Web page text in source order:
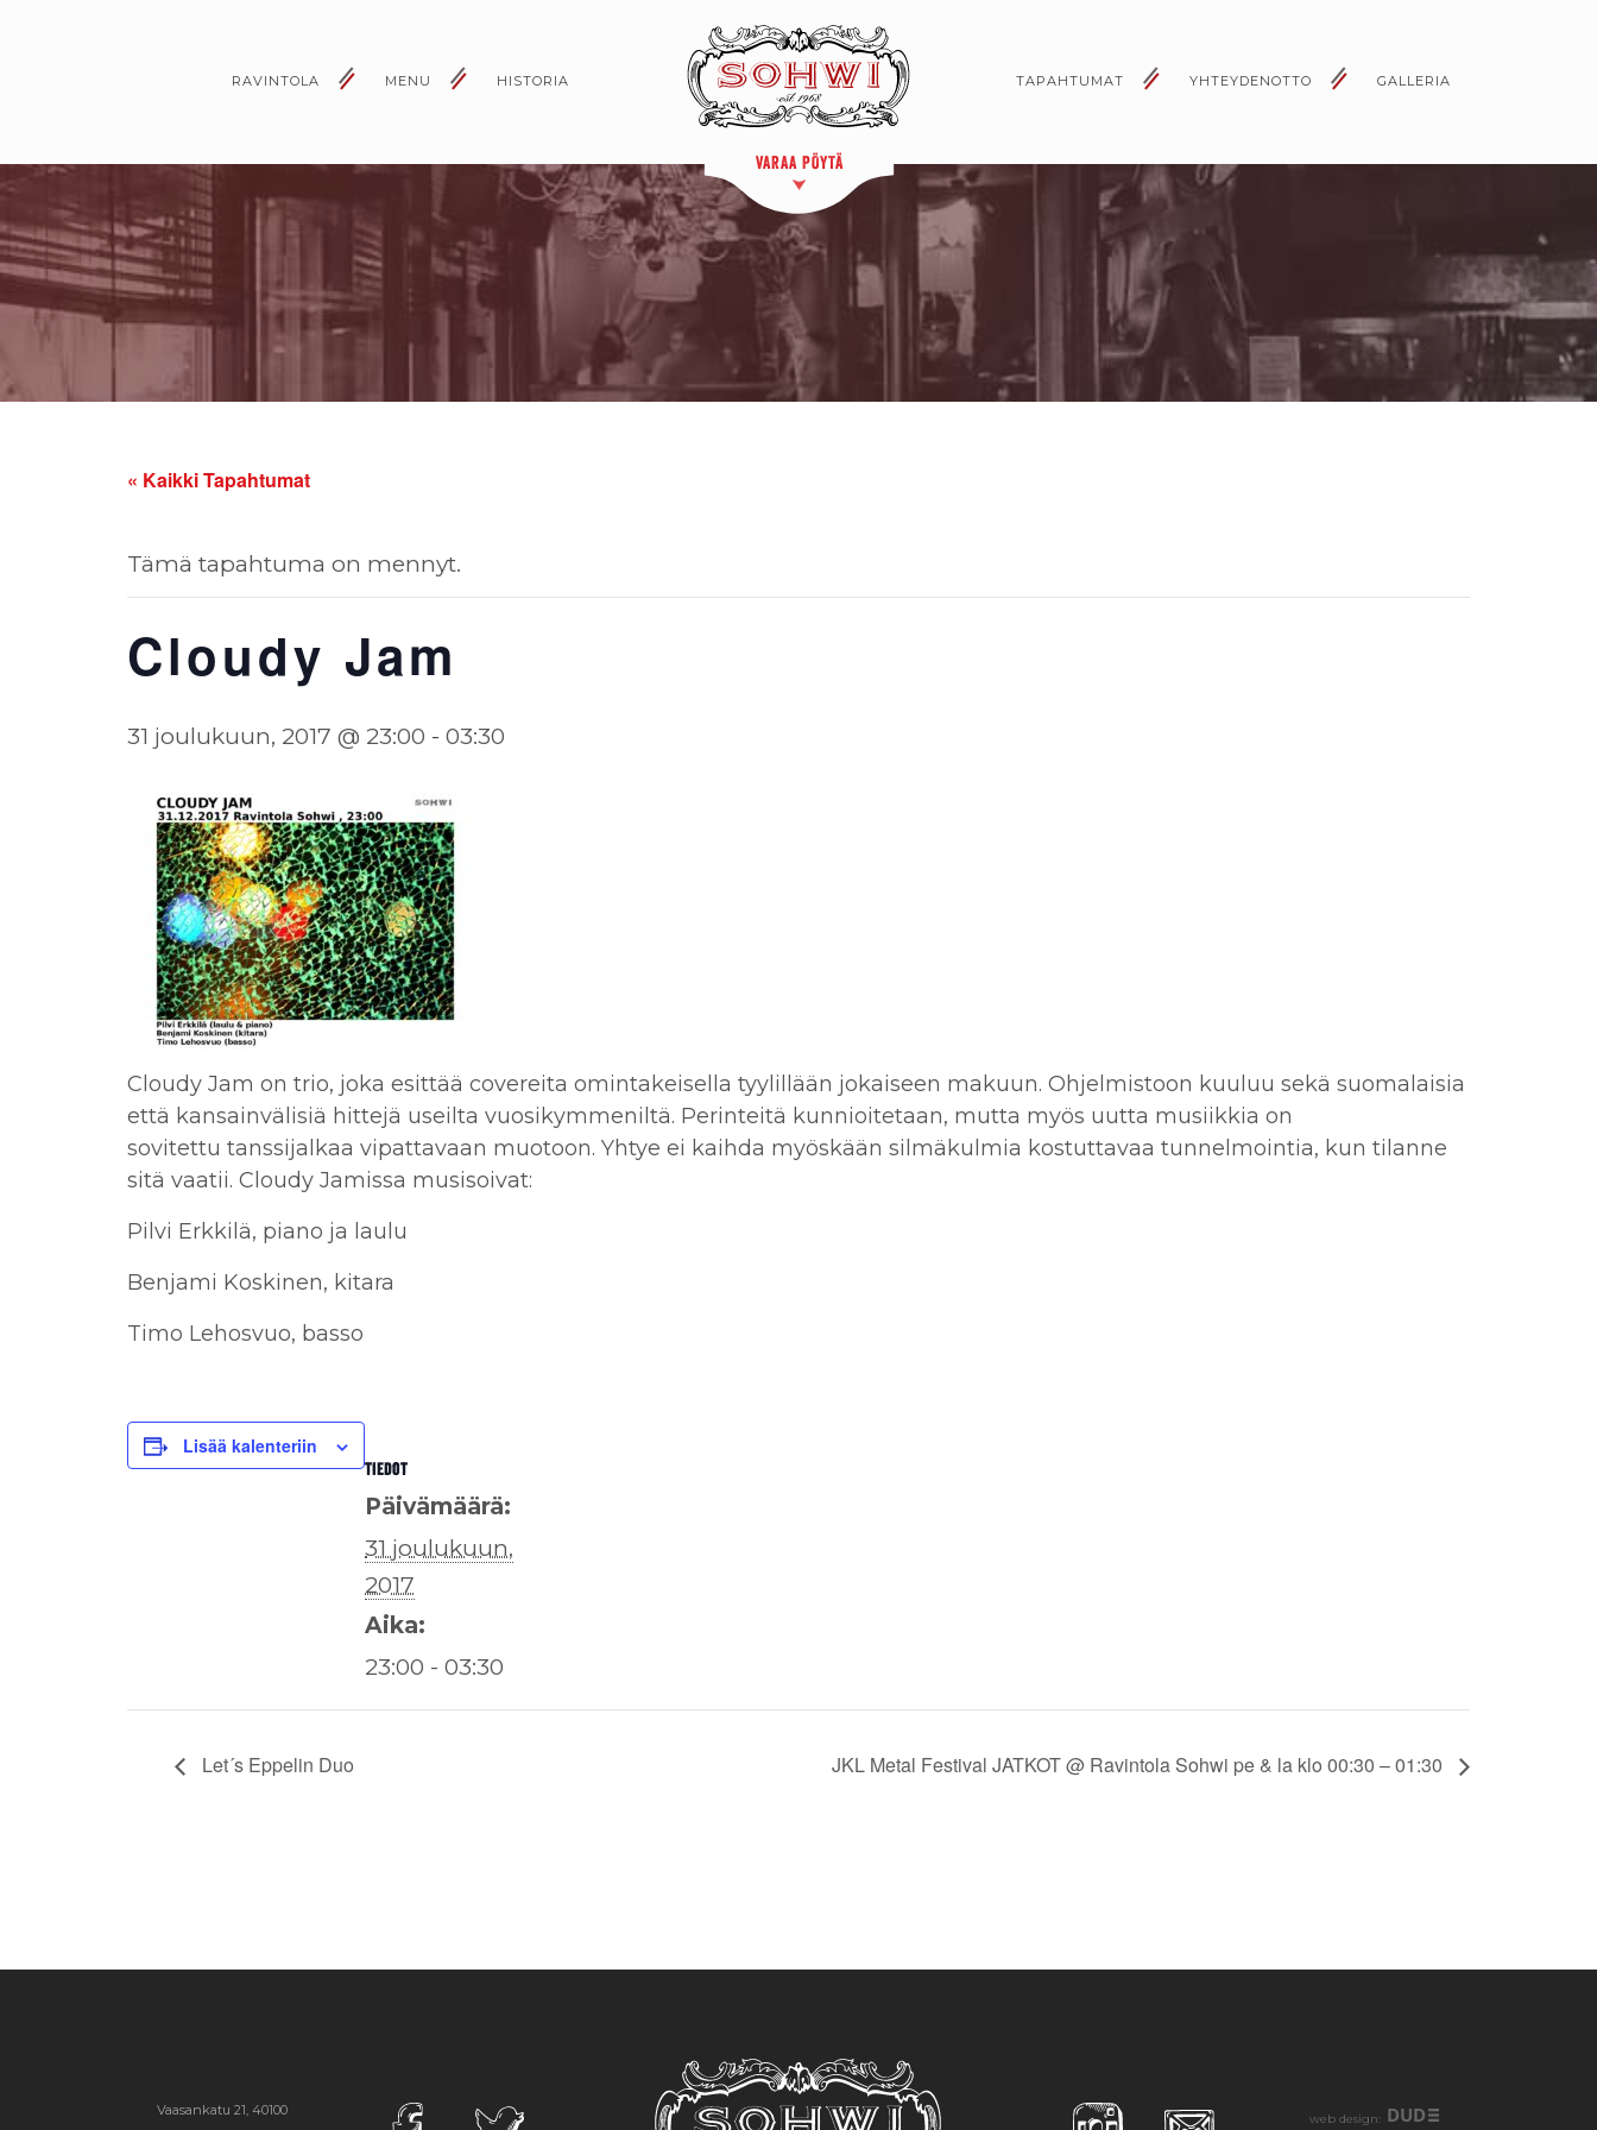
RAVINTOLA MENU HISTORIA TAPAHTUMAT YHTEYDENOTTO GALLERIA
VARAA PÖYTÄ
« Kaikki Tapahtumat
Tämä tapahtuma on mennyt.
Cloudy Jam
31 joulukuun, 2017 @ 23:00 - 03:30
Cloudy Jam on trio, joka esittää covereita omintakeisella tyylillään jokaiseen makuun. Ohjelmistoon kuuluu sekä suomalaisia
että kansainvälisiä hittejä useilta vuosikymmeniltä. Perinteitä kunnioitetaan, mutta myös uutta musiikkia on
sovitettu tanssijalkaa vipattavaan muotoon. Yhtye ei kaihda myöskään silmäkulmia kostuttavaa tunnelmointia, kun tilanne
sitä vaatii. Cloudy Jamissa musisoivat:
Pilvi Erkkilä, piano ja laulu
Benjami Koskinen, kitara
Timo Lehosvuo, basso
Lisää kalenteriin
TIEDOT
Päivämäärä:
31 joulukuun,
2017
Aika:
23:00 - 03:30
Let´s Eppelin Duo JKL Metal Festival JATKOT @ Ravintola Sohwi pe & la klo 00:30 – 01:30
Vaasankatu 21, 40100
web design: DUD